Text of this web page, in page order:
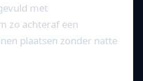
met
zo achteraf een
plaatsen zonder natte